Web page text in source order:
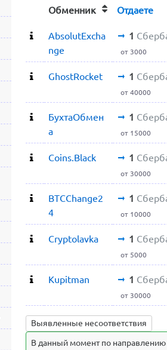
Обменник Отдаете
AbsolutExcha
nge
1
от 3000
GhostRocket 1
от 40000
БухтаОбмен
а
1
от 15000
Coins.Black 1
от 30000
BTCChange2
4
1
от 10000
Cryptolavka 1
от 5000
Kupitman 1
от 30000
Выявленные несоответствия
В данный момент по направлению